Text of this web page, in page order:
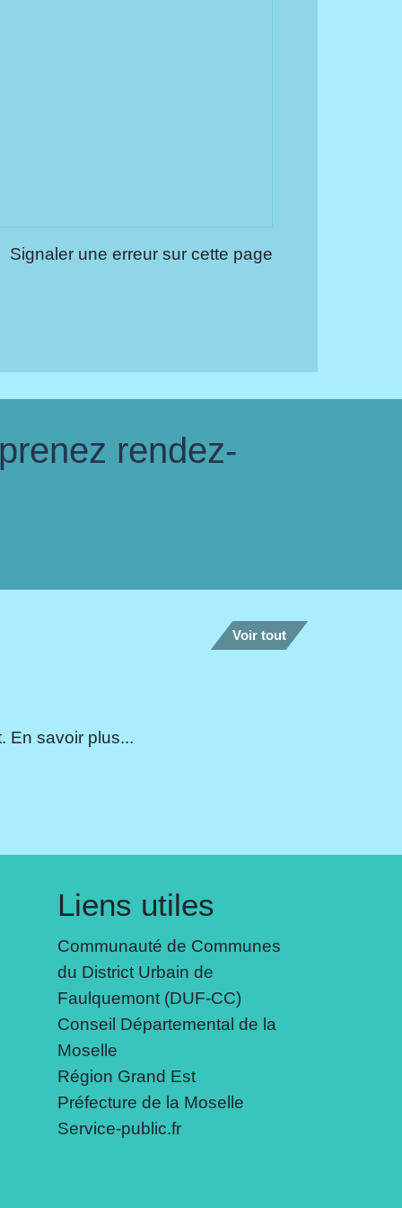
Signaler une erreur sur cette page
rendez-
Voir tout
En savoir plus...
Liens utiles
Communauté de Communes
du District Urbain de
Faulquemont (DUF-CC)
Conseil Départemental de la
Moselle
Région Grand Est
Préfecture de la Moselle
Service-public.fr